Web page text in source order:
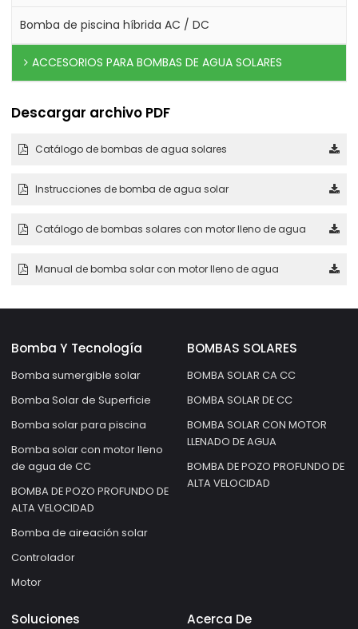
Bomba de piscina híbrida AC / DC
ACCESORIOS PARA BOMBAS DE AGUA SOLARES
Descargar archivo PDF
Catálogo de bombas de agua solares
Instrucciones de bomba de agua solar
Catálogo de bombas solares con motor lleno de agua
Manual de bomba solar con motor lleno de agua
Bomba Y Tecnología
Bomba sumergible solar
Bomba Solar de Superficie
Bomba solar para piscina
Bomba solar con motor lleno
de agua de CC
BOMBA DE POZO PROFUNDO DE
ALTA VELOCIDAD
Bomba de aireación solar
Controlador
Motor
BOMBAS SOLARES
BOMBA SOLAR CA CC
BOMBA SOLAR DE CC
BOMBA SOLAR CON MOTOR
LLENADO DE AGUA
BOMBA DE POZO PROFUNDO DE
ALTA VELOCIDAD
Soluciones Acerca De